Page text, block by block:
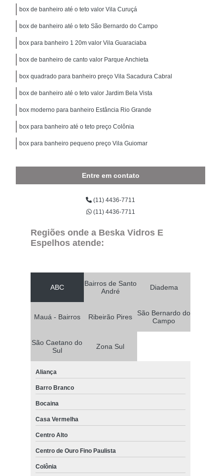
box de banheiro até o teto valor Vila Curuçá
box de banheiro até o teto São Bernardo do Campo
box para banheiro 1 20m valor Vila Guaraciaba
box de banheiro de canto valor Parque Anchieta
box quadrado para banheiro preço Vila Sacadura Cabral
box de banheiro até o teto valor Jardim Bela Vista
box moderno para banheiro Estância Rio Grande
box para banheiro até o teto preço Colônia
box para banheiro pequeno preço Vila Guiomar
Entre em contato
(11) 4436-7711
(11) 4436-7711
Regiões onde a Beska Vidros E
Espelhos atende:
ABC
Bairros de Santo
André
Diadema
Mauá - Bairros Ribeirão Pires
São Bernardo do
Campo
São Caetano do
Sul
Zona Sul
Aliança
Barro Branco
Bocaina
Casa Vermelha
Centro Alto
Centro de Ouro Fino Paulista
Colônia